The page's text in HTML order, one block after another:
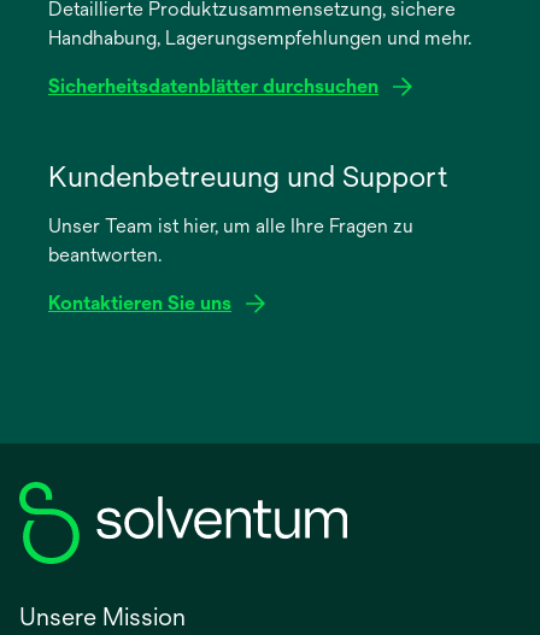
neuen
Registerkarte
Detaillierte Produktzusammensetzung, sichere
Handhabung, Lagerungsempfehlungen und mehr.
Sicherheitsdatenblätter durchsuchen
neuen
Registerkarte
Kundenbetreuung und Support
Unser Team ist hier, um alle Ihre Fragen zu
beantworten.
Kontaktieren Sie uns
Unsere Mission